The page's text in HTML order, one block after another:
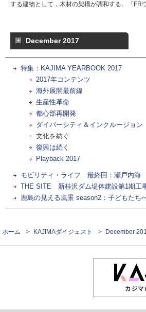
する建物として，木材の架構が調和する。「
December 2017
特集：KAJIMA YEARBOOK 2017
2017年コンテンツ
海外展開最前線
生産性革命
都心部再開発
ダイバーシティ＆インクルージョン
文化を紡ぐ
復興は続く
Playback 2017
モビリティ・ライフ 最終回：瀬戸内海
THE SITE 新桂沢ダム堤体建設第1期工
鹿島の見える風景 season2：子どもたち
ホーム > KAJIMAダイジェスト > December
カジマ